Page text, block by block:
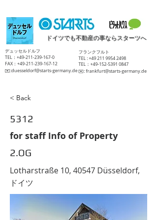
ドイツでも不動産の事ならスターツへ
​デュッセルドルフ
TEL：+49-211-239-167-0
FAX：+49-211-239-167-12
​✉️:duesseldorf@starts-germany.de
​フランクフルト
TEL :+49 211 9954 2498
TEL：+49-152-5391 0847
​✉️:frankfurt@starts-germany.de
< Back
5312
for staff Info of Property
2.OG
Lotharstraße 10, 40547 Düsseldorf,
ドイツ